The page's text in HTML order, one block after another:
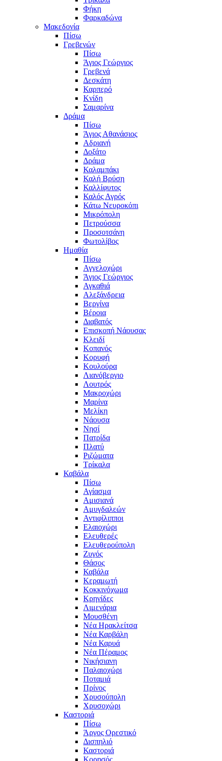
Φήκη
Φαρκαδώνα
Μακεδονία
Πίσω
Γρεβενών
Πίσω
Άγιος Γεώργιος
Γρεβενά
Δεσκάτη
Καρπερό
Κνίδη
Σαμαρίνα
Δράμα
Πίσω
Άγιος Αθανάσιος
Αδριανή
Δοξάτο
Δράμα
Καλαμπάκι
Καλή Βρύση
Καλλίφυτος
Καλός Αγρός
Κάτω Νευροκόπι
Μικρόπολη
Πετρούσσα
Προσοτσάνη
Φωτολίβος
Ημαθία
Πίσω
Αγγελοχώρι
Άγιος Γεώργιος
Αγκαθιά
Αλεξάνδρεια
Βεργίνα
Βέροια
Διαβατός
Επισκοπή Νάουσας
Κλειδί
Κοπανός
Κορυφή
Κουλούρα
Λιανόβεργιο
Λουτρός
Μακροχώρι
Μαρίνα
Μελίκη
Νάουσα
Νησί
Πατρίδα
Πλατύ
Ριζώματα
Τρίκαλα
Καβάλα
Πίσω
Αγίασμα
Αμισιανά
Αμυγδαλεών
Αντιφίλιπποι
Ελαιοχώρι
Ελευθερές
Ελευθερούπολη
Ζυγός
Θάσος
Καβάλα
Κεραμωτή
Κοκκινόχωμα
Κρηνίδες
Λιμενάρια
Μουσθένη
Νέα Ηρακλείτσα
Νέα Καρβάλη
Νέα Καρυά
Νέα Πέραμος
Νικήσιανη
Παλαιοχώρι
Ποταμιά
Πρίνος
Χρυσούπολη
Χρυσοχώρι
Καστοριά
Πίσω
Άργος Ορεστικό
Δισπηλιό
Καστοριά
Κορησός